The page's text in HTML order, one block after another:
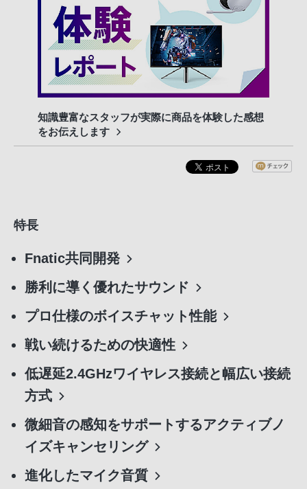
知識豊富なスタッフが実際に商品を体験した感想
をお伝えします
特長
Fnatic共同開発
勝利に導く優れたサウンド
プロ仕様のボイスチャット性能
戦い続けるための快適性
低遅延2.4GHzワイヤレス接続と幅広い接続
方式
微細音の感知をサポートするアクティブノ
イズキャンセリング
進化したマイク音質